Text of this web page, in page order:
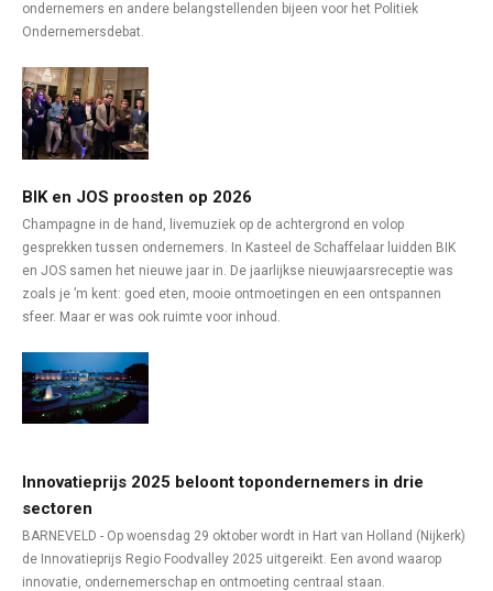
ondernemers en andere belangstellenden bijeen voor het Politiek
Ondernemersdebat.
BIK en JOS proosten op 2026
Champagne in de hand, livemuziek op de achtergrond en volop
gesprekken tussen ondernemers. In Kasteel de Schaffelaar luidden BIK
en JOS samen het nieuwe jaar in. De jaarlijkse nieuwjaarsreceptie was
zoals je ’m kent: goed eten, mooie ontmoetingen en een ontspannen
sfeer. Maar er was ook ruimte voor inhoud.
Innovatieprijs 2025 beloont topondernemers in drie
sectoren
BARNEVELD - Op woensdag 29 oktober wordt in Hart van Holland (Nijkerk)
de Innovatieprijs Regio Foodvalley 2025 uitgereikt. Een avond waarop
innovatie, ondernemerschap en ontmoeting centraal staan.